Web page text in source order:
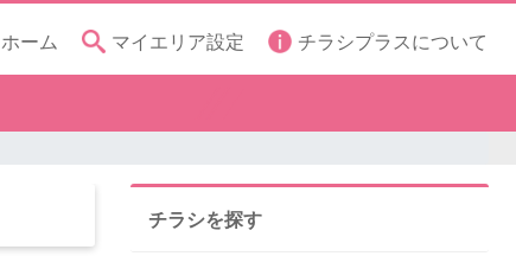
ホーム マイエリア設定 チラシプラスについて
チラシを探す